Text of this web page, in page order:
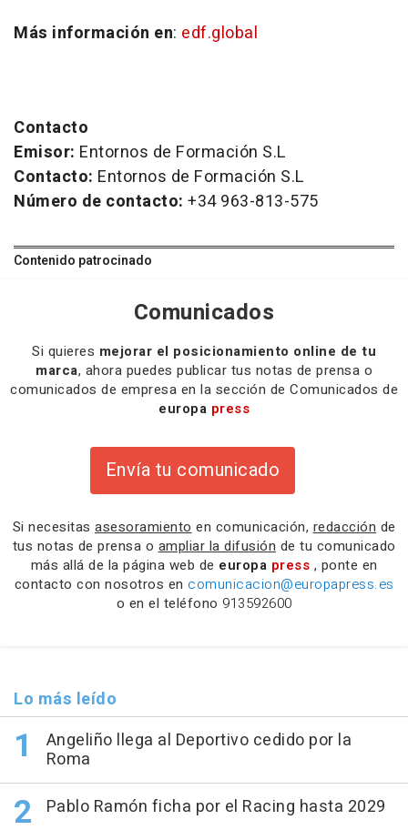
Más información en: edf.global
Contacto
Emisor: Entornos de Formación S.L
Contacto: Entornos de Formación S.L
Número de contacto: +34 963-813-575
Contenido patrocinado
Comunicados
Si quieres mejorar el posicionamiento online de tu
marca, ahora puedes publicar tus notas de prensa o
comunicados de empresa en la sección de Comunicados de
europa press
Envía tu comunicado
Si necesitas asesoramiento en comunicación, redacción de
tus notas de prensa o ampliar la difusión de tu comunicado
más allá de la página web de europa press , ponte en
contacto con nosotros en comunicacion@europapress.es
o en el teléfono 913592600
Lo más leído
Angeliño llega al Deportivo cedido por la
Roma
Pablo Ramón ficha por el Racing hasta 2029